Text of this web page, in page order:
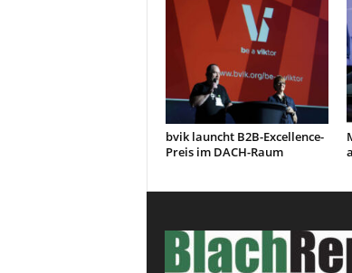
bvik launcht B2B-Excellence-
Preis im DACH-Raum